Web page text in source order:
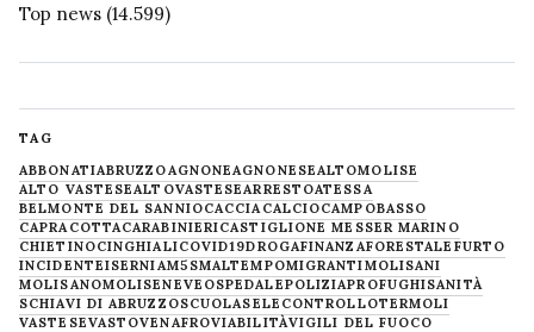
Top news (14.599)
TAG
ABBONATIABRUZZOAGNONEAGNONESEALTOMOLISE
ALTO VASTESEALTOVASTESEARRESTOATESSA
BELMONTE DEL SANNIOCACCIA CALCIOCAMPOBASSO
CAPRACOTTACARABINIERICASTIGLIONE MESSER MARINO
CHIETINOCINGHIALICOVID19DROGAFINANZAFORESTALE FURTO
INCIDENTEISERNIAM5SMALTEMPOMIGRANTIMOLISANI
MOLISANOMOLISENEVE OSPEDALEPOLIZIAPROFUGHISANITÀ
SCHIAVI DI ABRUZZOSCUOLASELECONTROLLOTERMOLI
VASTESEVASTOVENAFROVIABILITÀVIGILI DEL FUOCO